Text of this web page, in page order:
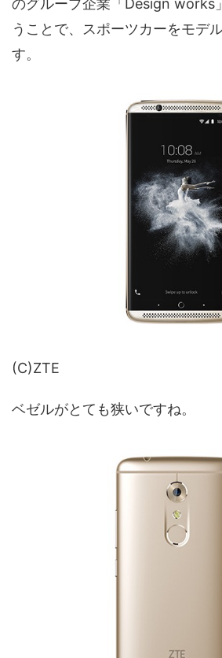
のグループ企業「Design works
うことで、スポーツカーをモデ
す。
(C)ZTE
ベゼルがとても狭いですね。